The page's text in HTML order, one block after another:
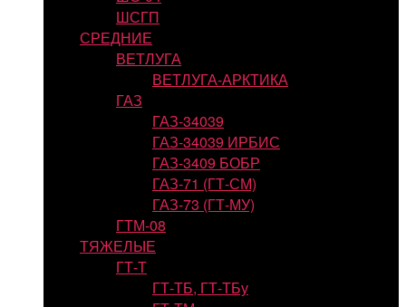
ШСГП
СРЕДНИЕ
ВЕТЛУГА
ВЕТЛУГА-АРКТИКА
ГАЗ
ГАЗ-34039
ГАЗ-34039 ИРБИС
ГАЗ-3409 БОБР
ГАЗ-71 (ГТ-СМ)
ГАЗ-73 (ГТ-МУ)
ГТМ-08
ТЯЖЕЛЫЕ
ГТ-Т
ГТ-ТБ, ГТ-ТБу